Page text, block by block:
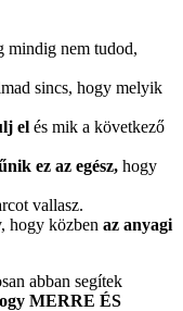
mindig nem tudod,
sincs, hogy melyik
el és mik a következő
ez az egész, hogy
vallasz.
hogy közben az anyagi
abban segítek
MERRE ÉS